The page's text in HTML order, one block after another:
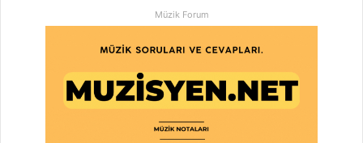
Müzik Forum